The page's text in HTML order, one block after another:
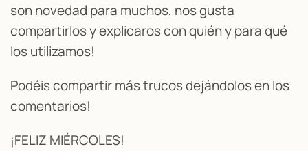
son novedad para muchos, nos gusta
compartirlos y explicaros con quién y para qué
los utilizamos!
Podéis compartir más trucos dejándolos en los
comentarios!
¡FELIZ MIÉRCOLES!